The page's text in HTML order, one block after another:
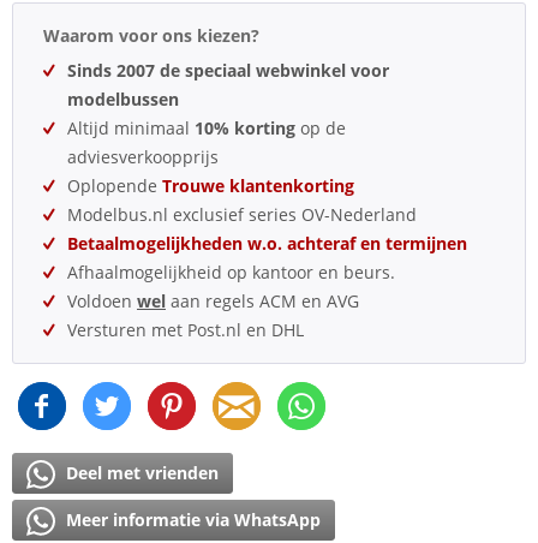
Waarom voor ons kiezen?
Sinds 2007 de speciaal webwinkel voor
modelbussen
Altijd minimaal 10% korting op de
adviesverkoopprijs
Oplopende Trouwe klantenkorting
Modelbus.nl exclusief series OV-Nederland
Betaalmogelijkheden w.o. achteraf en termijnen
Afhaalmogelijkheid op kantoor en beurs.
Voldoen wel aan regels ACM en AVG
Versturen met Post.nl en DHL
Deel met vrienden
Meer informatie via WhatsApp